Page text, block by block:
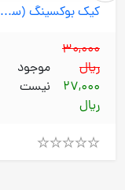
کیک بوکسینگ (سپهراندیشه) وزیری شومیز
30,000
ریال
27,000
ریال
موجود
نیست